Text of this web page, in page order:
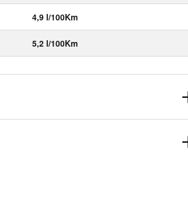
4,9 l/100Km
5,2 l/100Km